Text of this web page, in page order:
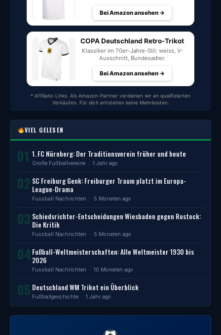
Bei Amazon ansehen →
COPA Deutschland Retro-Trikot
Klassiker im 70er-Jahre-Stil: weiss, V-
Ausschnitt, Bundesadler.
Bei Amazon ansehen →
* Affiliate-Links. Als Amazon-Partner verdienen wir an qualifizierten
Verkäufen. Für dich entstehen keine Mehrkosten.
VIEL GELESEN
01 1. FC Nürnberg: Der Traditionsverein früher und heute
Große Fußballvereine · 1 Jahr ago
02 SC Freiburg Genk: Freiburger Traum platzt im Europa-
League-Drama
Fussball Nachrichten · 5 Monaten ago
03 Schiedsrichter-Entscheidungen Wiesbaden gegen Rostock:
Die Kritik
Fussball Nachrichten · 5 Monaten ago
04 Fußball-Weltmeisterschaften: Alle Weltmeister 1930 bis
2026
Fussball Nachrichten · 10 Monaten ago
05 Deutschland WM Trikot ein Überblick
Fußballgeschichte · 1 Jahr ago